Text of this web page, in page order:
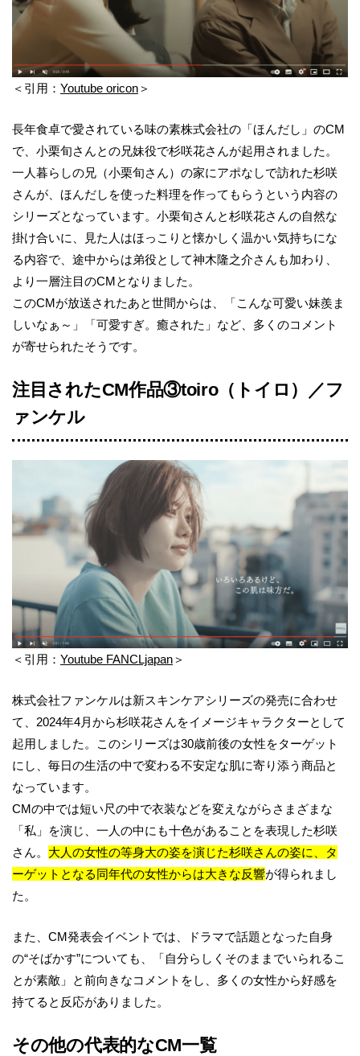
＜引用： Youtube oricon＞
長年食卓で愛されている味の素株式会社の「ほんだし」のCM
で、小栗旬さんとの兄妹役で杉咲花さんが起用されました。
一人暮らしの兄（小栗旬さん）の家にアポなしで訪れた杉咲
さんが、ほんだしを使った料理を作ってもらうという内容の
シリーズとなっています。小栗旬さんと杉咲花さんの自然な
掛け合いに、見た人はほっこりと懐かしく温かい気持ちにな
る内容で、途中からは弟役として神木隆之介さんも加わり、
より一層注目のCMとなりました。
このCMが放送されたあと世間からは、「こんな可愛い妹羨ま
しいなぁ～」「可愛すぎ。癒された」など、多くのコメント
が寄せられたそうです。
注目されたCM作品③toiro（トイロ）／フ
ァンケル
＜引用： Youtube FANCLjapan＞
株式会社ファンケルは新スキンケアシリーズの発売に合わせ
て、2024年4月から杉咲花さんをイメージキャラクターとして
起用しました。このシリーズは30歳前後の女性をターゲット
にし、毎日の生活の中で変わる不安定な肌に寄り添う商品と
なっています。
CMの中では短い尺の中で衣装などを変えながらさまざまな
「私」を演じ、一人の中にも十色があることを表現した杉咲
さん。 大人の女性の等身大の姿を演じた杉咲さんの姿に、タ
ーゲットとなる同年代の女性からは大きな反響が得られまし
た。
また、CM発表会イベントでは、ドラマで話題となった自身
の“そばかす”についても、「自分らしくそのままでいられるこ
とが素敵」と前向きなコメントをし、多くの女性から好感を
持てると反応がありました。
その他の代表的なCM一覧